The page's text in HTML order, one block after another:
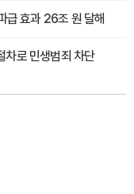
급 효과 26조 원 달해
차로 민생범죄 차단